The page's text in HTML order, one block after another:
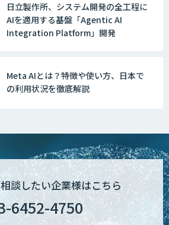
DynaEye 11
アリヴォルテ)
・データ活用コンサルティング・受託
日立製作所、システム開発の全工程に
AIを適用する基盤「Agentic AI
Integration Platform」開発
Meta AIとは？特徴や使い方、日本で
の利用状況を徹底解説
談したい企業様はこちら
6452-4750